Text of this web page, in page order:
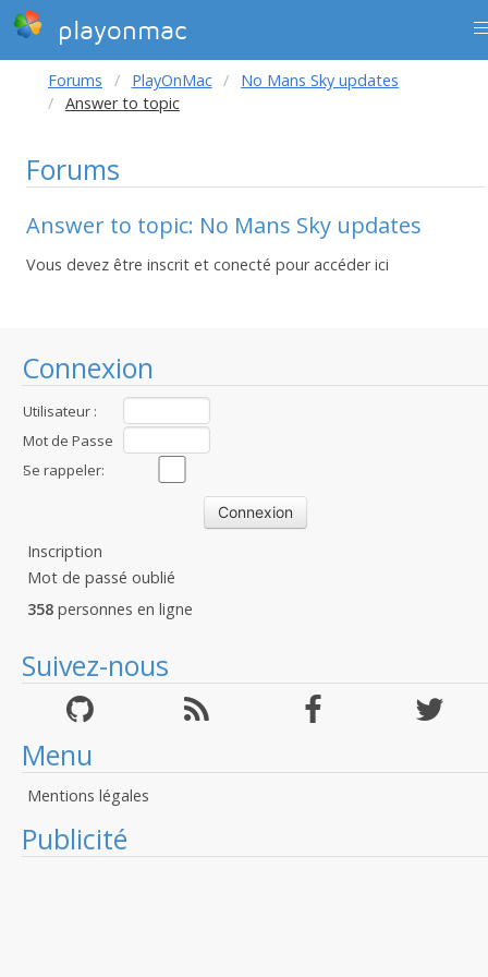
playonmac
Connexion
Utilisateur :
Mot de Passe
:Se rappeler:
Inscription
Mot de passé oublié
358 personnes en ligne
Suivez-nous
Menu
Mentions légales
Publicité
Forums PlayOnMac
No Mans Sky updates
Answer to topic
Forums
Answer to topic: No Mans Sky updates
Vous devez être inscrit et conecté pour accéder ici